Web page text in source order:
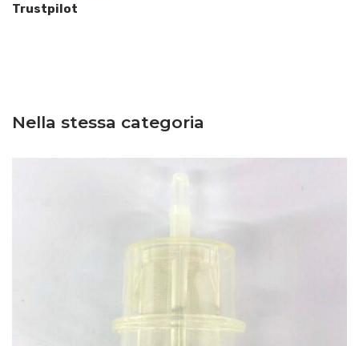
Trustpilot
Nella stessa categoria